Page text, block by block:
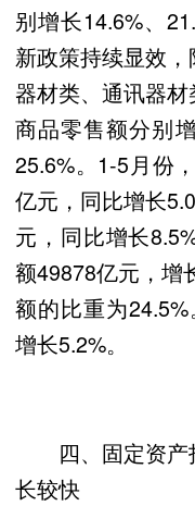
别增长14.6%、
新政策持续显效
器材类、通讯器
商品零售额分别
25.6%。1-5月份
亿元，同比增长
元，同比增长
额49878亿元，增
额的比重为
增长5.2%。
四、固定资产
长较快